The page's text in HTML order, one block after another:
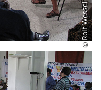
© Rolf Wessel